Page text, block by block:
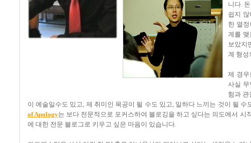
니다.
쉽지
한 열
계를
보았지
계 형성
제 경우
사실 무
험과 관
이 예술일수도 있고, 제 취미인 목공이 될 수도 있고, 일하다 느끼는 것이 될
of Apology는 보다 전문적으로 포커스하여 블로깅을 하고 싶다는 의도에서
에 대한 전문 블로그로 키우고 싶은 마음이 있습니다.